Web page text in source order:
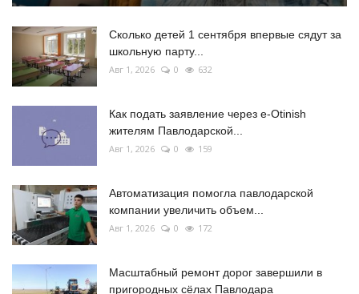
Сколько детей 1 сентября впервые сядут за
школьную парту...
Авг 1, 2026 0 632
Как подать заявление через e-Otinish
жителям Павлодарской...
Авг 1, 2026 0 159
Автоматизация помогла павлодарской
компании увеличить объем...
Авг 1, 2026 0 172
Масштабный ремонт дорог завершили в
пригородных сёлах Павлодара